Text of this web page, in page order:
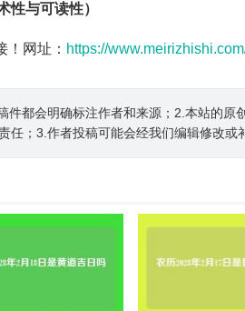
性与可读性）
！网址： https://
件都会明确标注作者和来源；2.本站的原
任；3.作者投稿可能会经我们编辑修改或